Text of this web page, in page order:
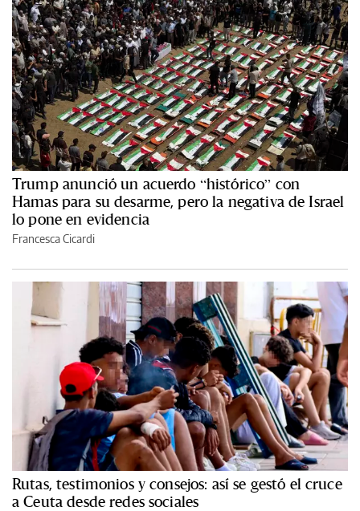
Trump anunció un acuerdo “histórico” con
Hamas para su desarme, pero la negativa de Israel
lo pone en evidencia
Francesca Cicardi
Rutas, testimonios y consejos: así se gestó el cruce
a Ceuta desde redes sociales